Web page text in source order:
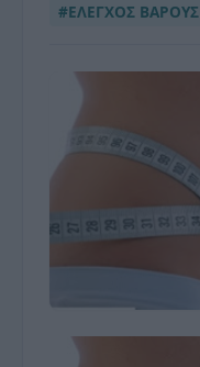
#ΕΛΕΓΧΟΣ ΒΑΡΟΥΣ